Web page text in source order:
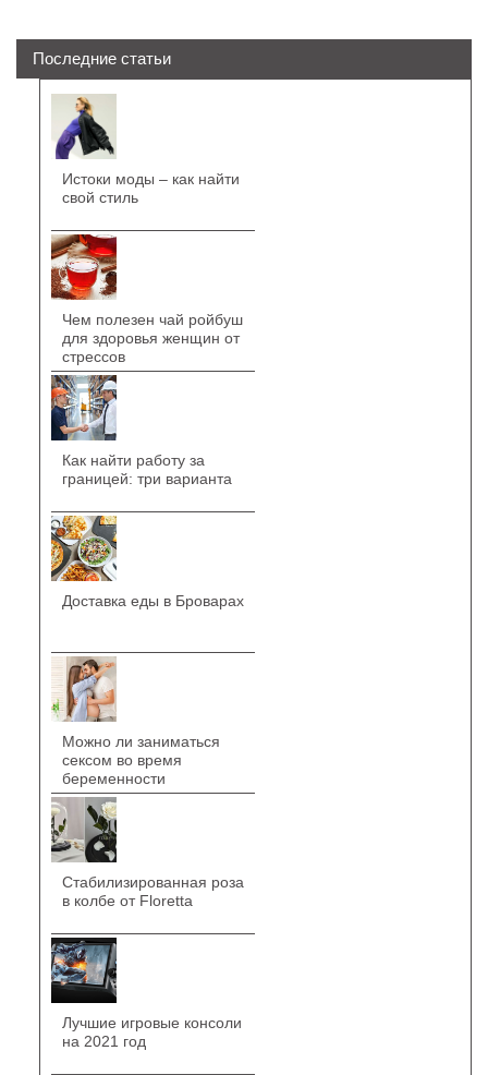
Последние статьи
Истоки моды – как найти
свой стиль
Чем полезен чай ройбуш
для здоровья женщин от
стрессов
Как найти работу за
границей: три варианта
Доставка еды в Броварах
Можно ли заниматься
сексом во время
беременности
Стабилизированная роза
в колбе от Floretta
Лучшие игровые консоли
на 2021 год